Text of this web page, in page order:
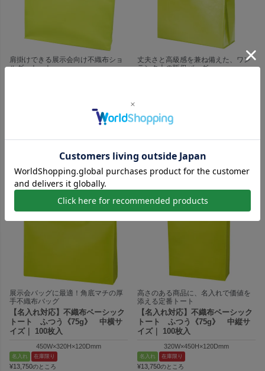
肩掛けできる展示会向け不織布ショ
ルダートート
450W×320H×120Dmm
※印刷代込・版代別途
丈夫さと高級感を兼ね備えた、ワン
ランク上の販促バッグ
名入れ｜ラミ
¥13,750 税込
※印刷代込・版代別途
展示会バッグに最適！角底マチの厚
手不織布バッグ
【名入れ対応】不織布ベーシック
トート ふつう《75g》 中横サ
イズ｜ 100枚入
450W×320H×120Dmm
名入れ 在庫限り
¥13,750のところ
高さのある商品に、名入れで価値を
添える定番トート
【名入れ対応】不織布ベーシック
トート ふつう《75g》 中縦サ
イズ｜ 100枚入
320W×450H×120Dmm
名入れ 在庫限り
¥13,750のところ